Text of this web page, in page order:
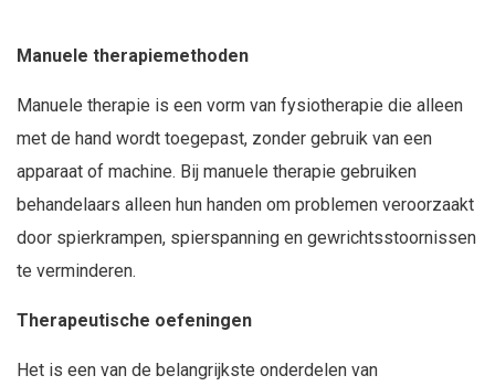
Manuele therapiemethoden
Manuele therapie is een vorm van fysiotherapie die alleen
met de hand wordt toegepast, zonder gebruik van een
apparaat of machine. Bij manuele therapie gebruiken
behandelaars alleen hun handen om problemen veroorzaakt
door spierkrampen, spierspanning en gewrichtsstoornissen
te verminderen.
Therapeutische oefeningen
Het is een van de belangrijkste onderdelen van